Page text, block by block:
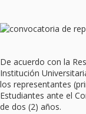
De acuerdo con la
Institución
los representantes
Estudiantes ante el
de dos (2) años.